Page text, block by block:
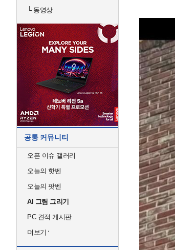
└동영상
공통 커뮤니티
오픈 이슈 갤러리
오늘의 핫벤
오늘의 팟벤
AI 그림 그리기
PC 견적 게시판
더보기